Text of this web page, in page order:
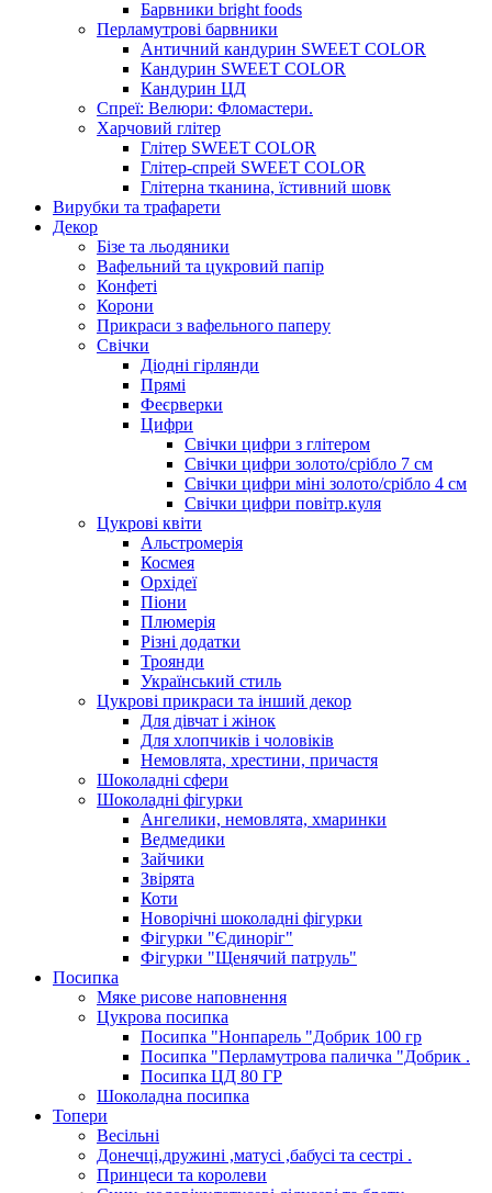
Барвники bright foods
Перламутрові барвники
Античний кандурин SWEET COLOR
Кандурин SWEET COLOR
Кандурин ЦД
Спреї: Велюри: Фломастери.
Харчовий глітер
Глітер SWEET COLOR
Глітер-спрей SWEET COLOR
Глітерна тканина, їстивний шовк
Вирубки та трафарети
Декор
Бізе та льодяники
Вафельний та цукровий папір
Конфеті
Корони
Прикраси з вафельного паперу
Свічки
Діодні гірлянди
Прямі
Феєрверки
Цифри
Свічки цифри з глітером
Свічки цифри золото/срібло 7 см
Свічки цифри міні золото/срібло 4 см
Свічки цифри повітр.куля
Цукрові квіти
Альстромерія
Космея
Орхідеї
Піони
Плюмерія
Різні додатки
Троянди
Український стиль
Цукрові прикраси та інший декор
Для дівчат і жінок
Для хлопчиків і чоловіків
Немовлята, хрестини, причастя
Шоколадні сфери
Шоколадні фігурки
Ангелики, немовлята, хмаринки
Ведмедики
Зайчики
Звірята
Коти
Новорічні шоколадні фігурки
Фігурки "Єдиноріг"
Фігурки "Щенячий патруль"
Посипка
Мяке рисове наповнення
Цукрова посипка
Посипка "Нонпарель "Добрик 100 гр
Посипка "Перламутрова паличка "Добрик .
Посипка ЦД 80 ГР
Шоколадна посипка
Топери
Весільні
Донечці,дружині ,матусі ,бабусі та сестрі .
Принцеси та королеви